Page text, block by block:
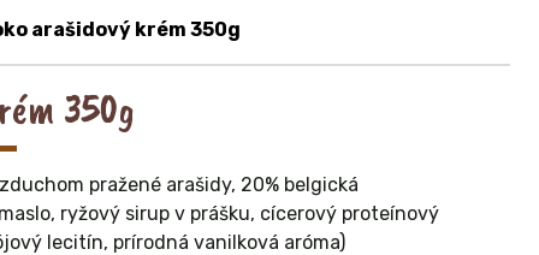
arašidový krém 350g
350g
pražené arašidy, 20% belgická
ryžový sirup v prášku, cícerový proteínový
lecitín, prírodná vanilková aróma)